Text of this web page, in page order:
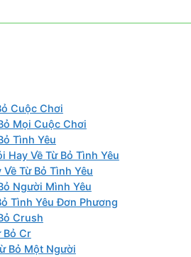
Cuộc Chơi
Mọi Cuộc Chơi
Tình Yêu
Hay Về Từ Bỏ Tình Yêu
Về Từ Bỏ Tình Yêu
Người Mình Yêu
Tình Yêu Đơn Phương
Crush
Bỏ Cr
Bỏ Một Người